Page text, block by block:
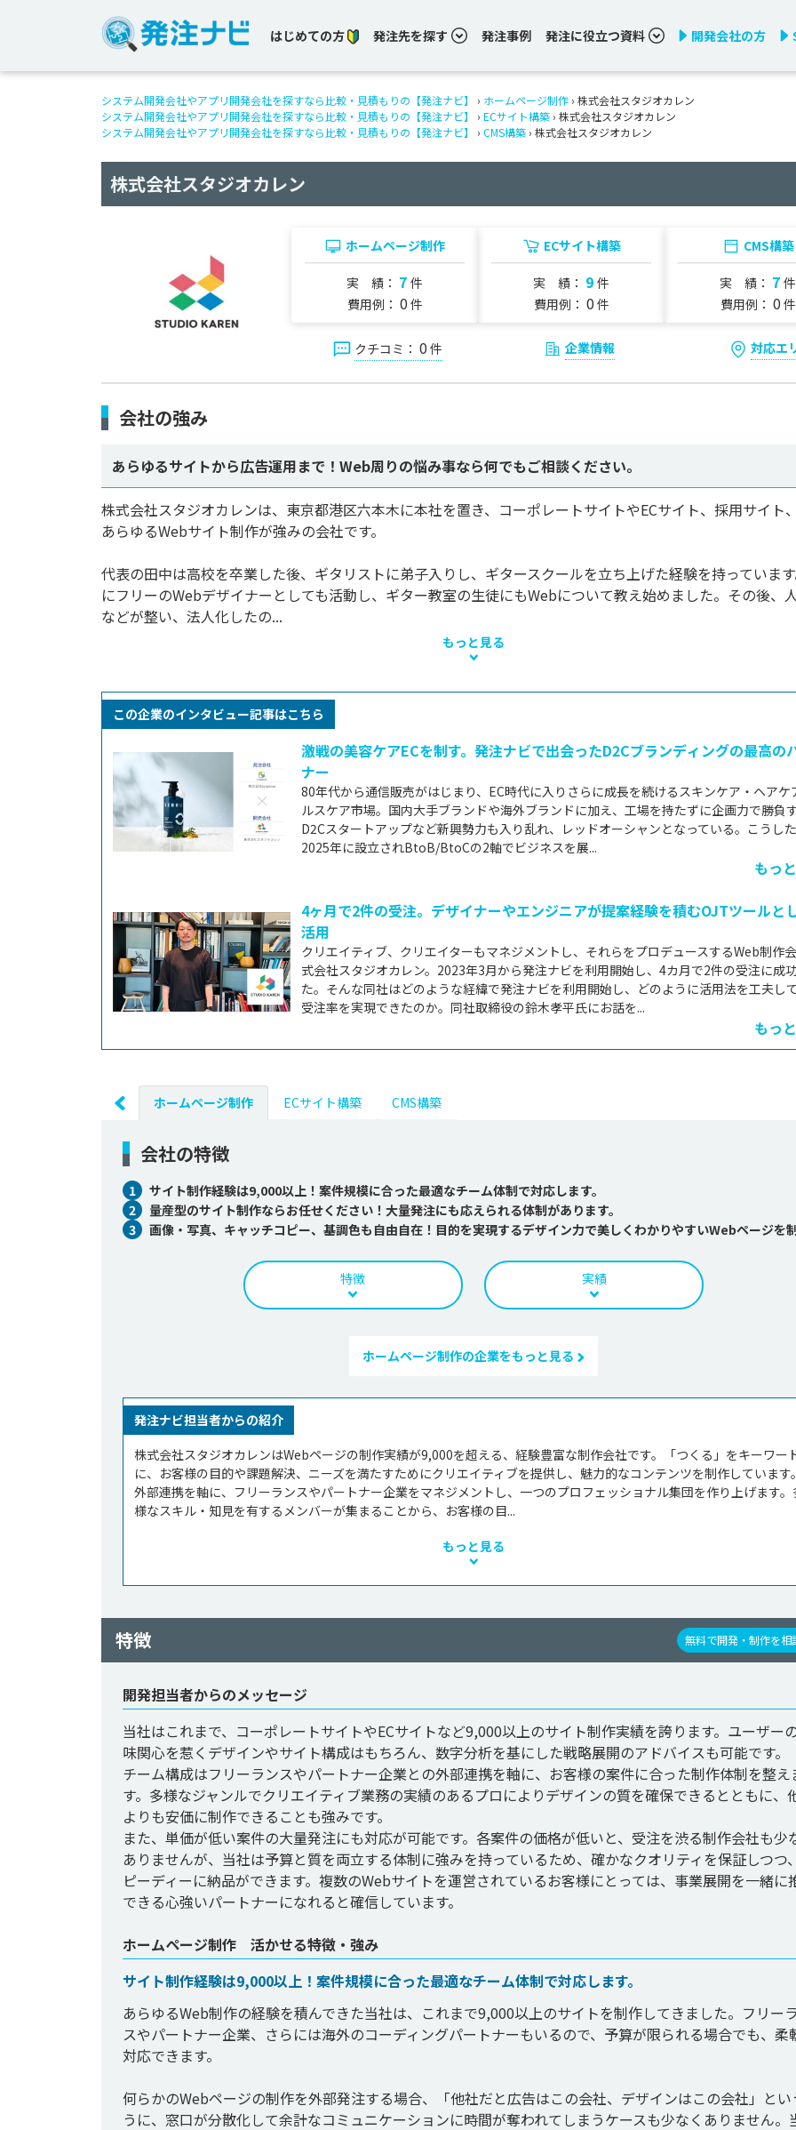
はじめての方 発注先を探す 発注事例 発注に役立つ資料 開発会社の方
システム開発会社やアプリ開発会社を探すなら比較・見積もりの【発注ナビ】 › ホームページ制作 › 株式会社スタジオカレン
システム開発会社やアプリ開発会社を探すなら比較・見積もりの【発注ナビ】
› ECサイト構築 › 株式会社スタジオカレン
システム開発会社やアプリ開発会社を探すなら比較・見積もりの【発注ナビ】
› CMS構築 › 株式会社スタジオカレン
株式会社スタジオカレン
ホームページ制作
実 績： 7 件
費用例： 0 件
ECサイト構築
実 績： 9 件
費用例： 0 件
CMS構築
実 績： 7 件
費用例： 0 件
クチコミ： 0 件 企業情報 対応エ
会社の強み
あらゆるサイトから広告運用まで！Web周りの悩み事なら何でもご相談ください。
株式会社スタジオカレンは、東京都港区六本木に本社を置き、コーポレートサイトやECサイト、採用サイト
あらゆるWebサイト制作が強みの会社です。
代表の田中は高校を卒業した後、ギタリストに弟子入りし、ギタースクールを立ち上げた経験を持っていま
にフリーのWebデザイナーとしても活動し、ギター教室の生徒にもWebについて教え始めました。その後、
などが整い、法人化したの...
もっと見る
この企業のインタビュー記事はこちら
激戦の美容ケアECを制す。発注ナビで出会ったD2Cブランディングの最高の
ナー
80年代から通信販売がはじまり、EC時代に入りさらに成長を続けるスキンケア・ヘアケ
ルスケア市場。国内大手ブランドや海外ブランドに加え、工場を持たずに企画力で勝負
D2Cスタートアップなど新興勢力も入り乱れ、レッドオーシャンとなっている。こうした
2025年に設立されBtoB/BtoCの2軸でビジネスを展...
もっ
4ヶ月で2件の受注。デザイナーやエンジニアが提案経験を積むOJTツールと
活用
クリエイティブ、クリエイターもマネジメントし、それらをプロデュースするWeb制作
式会社スタジオカレン。2023年3月から発注ナビを利用開始し、4カ月で2件の受注に成
た。そんな同社はどのような経緯で発注ナビを利用開始し、どのように活用法を工夫し
受注率を実現できたのか。同社取締役の鈴木孝平氏にお話を...
もっ
ホームページ制作 ECサイト構築 CMS構築
会社の特徴
1
サイト制作経験は9,000以上！案件規模に合った最適なチーム体制で対応します。
2
量産型のサイト制作ならお任せください！大量発注にも応えられる体制があります。
3
画像・写真、キャッチコピー、基調色も自由自在！目的を実現するデザイン力で美しくわかりやすいWebページを制
特徴 実績
ホームページ制作の企業をもっと見る
発注ナビ担当者からの紹介
株式会社スタジオカレンはWebページの制作実績が9,000を超える、経験豊富な制作会社です。「つくる」をキーワー
に、お客様の目的や課題解決、ニーズを満たすためにクリエイティブを提供し、魅力的なコンテンツを制作しています。
外部連携を軸に、フリーランスやパートナー企業をマネジメントし、一つのプロフェッショナル集団を作り上げます。
様なスキル・知見を有するメンバーが集まることから、お客様の目...
もっと見る
特徴 無料で開発・制作を相
開発担当者からのメッセージ
当社はこれまで、コーポレートサイトやECサイトなど9,000以上のサイト制作実績を誇ります。ユーザー
味関心を惹くデザインやサイト構成はもちろん、数字分析を基にした戦略展開のアドバイスも可能です。
チーム構成はフリーランスやパートナー企業との外部連携を軸に、お客様の案件に合った制作体制を整え
す。多様なジャンルでクリエイティブ業務の実績のあるプロによりデザインの質を確保できるとともに、
よりも安価に制作できることも強みです。
また、単価が低い案件の大量発注にも対応が可能です。各案件の価格が低いと、受注を渋る制作会社も少
ありませんが、当社は予算と質を両立する体制に強みを持っているため、確かなクオリティを保証しつつ
ピーディーに納品ができます。複数のWebサイトを運営されているお客様にとっては、事業展開を一緒に
ホームページ制作 活かせる特徴・強み
サイト制作経験は9,000以上！案件規模に合った最適なチーム体制で対応します。
あらゆるWeb制作の経験を積んできた当社は、これまで9,000以上のサイトを制作してきました。フリー
スやパートナー企業、さらには海外のコーディングパートナーもいるので、予算が限られる場合でも、柔
対応できます。
何らかのWebページの制作を外部発注する場合、「他社だと広告はこの会社、デザインはこの会社」とい
うに、窓口が分散化して余計なコミュニケーションに時間が奪われてしまうケースも少なくありません。